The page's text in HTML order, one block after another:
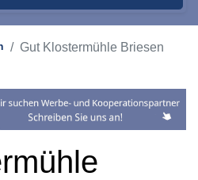
Gut Klostermühle Briesen